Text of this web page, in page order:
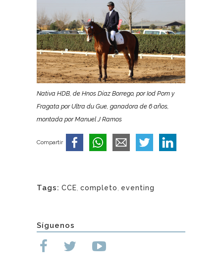
Nativa HDB, de Hnos Díaz Borrego, por Iod Pom y
Fragata por Ultra du Gue, ganadora de 6 años,
montada por Manuel J Ramos
Compartir
Tags: CCE, completo, eventing
Síguenos